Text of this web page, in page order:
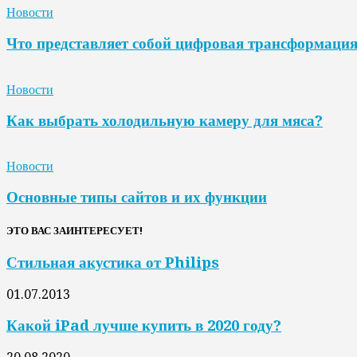
Новости
Что представляет собой цифровая
Новости
Как выбрать холодильную камеру для мяса?
Новости
Основные типы сайтов и их функции
ЭТО ВАС ЗАИНТЕРЕСУЕТ!
Стильная акустика от Philips
01.07.2013
Какой iPad лучше купить в 2020 году?